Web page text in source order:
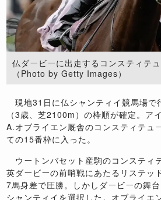
仏ダービーに出走するコンスティテュ
（Photo by Getty Images）
現地31日に仏シャンティイ競馬場で
（3歳、芝2100m）の枠順が確定。ア
A.オブライエン厩舎のコンスティテュ
ての15番枠に入った。
ウートンバセット産駒のコンスティ
英ダービーの前哨戦にあたるリステッ
7馬身差で圧勝。しかしダービーの舞
シャンティイを選択した。オブライエ